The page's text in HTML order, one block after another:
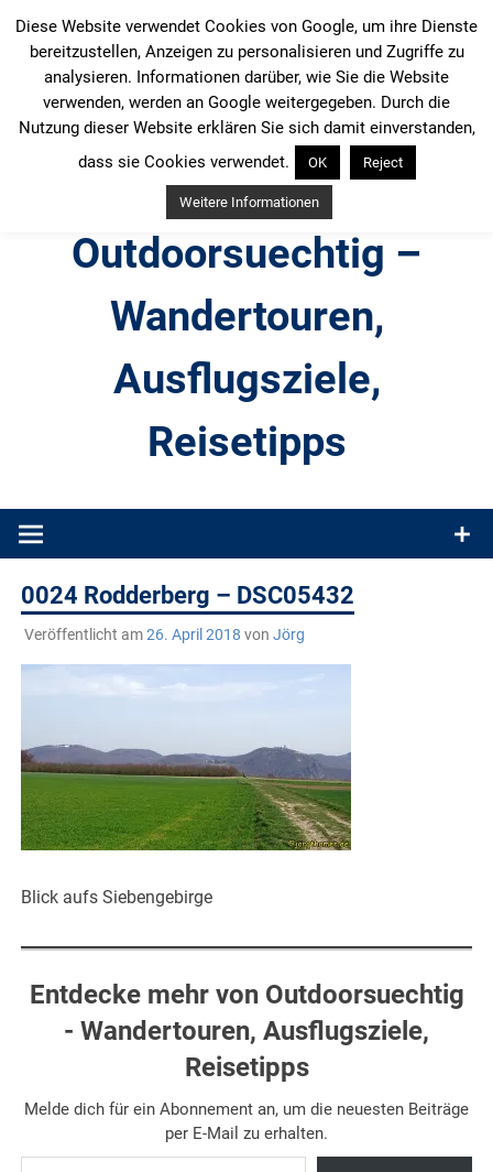
Inhalt
springen
Outdoorsuechtig –
Wandertouren,
Ausflugsziele,
Reisetipps
Produkttests und Buchrezensionen. Ein Blog für alle, die gern
0024 Rodderberg – DSC05432
Veröffentlicht am26. April 2018 von Jörg
Blick aufs Siebengebirge
Entdecke mehr von Outdoorsuechtig
- Wandertouren, Ausflugsziele,
Reisetipps
Melde dich für ein Abonnement an, um die neuesten Beiträge
per E-Mail zu erhalten.
Gib deine E-Mail-Adresse ein ...
Diese Website verwendet Cookies von Google, um ihre Dienste
bereitzustellen, Anzeigen zu personalisieren und Zugriffe zu
analysieren. Informationen darüber, wie Sie die Website
verwenden, werden an Google weitergegeben. Durch die
Nutzung dieser Website erklären Sie sich damit einverstanden,
dass sie Cookies verwendet.
OK Reject
Weitere Informationen